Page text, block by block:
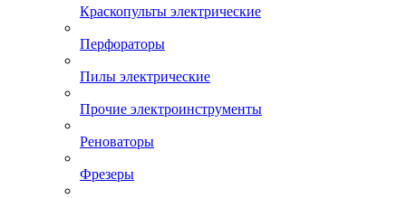
Краскопульты электрические
Перфораторы
Пилы электрические
Прочие электроинструменты
Реноваторы
Фрезеры